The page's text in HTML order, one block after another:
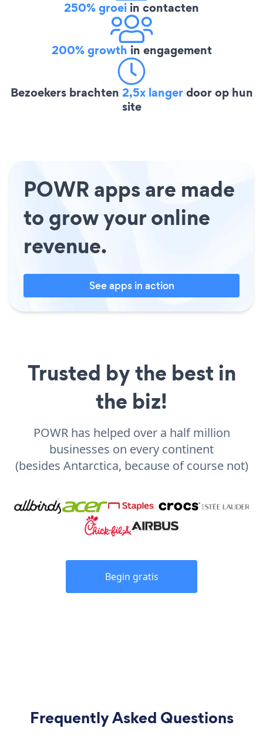
250% groei in contacten
200% growth in engagement
Bezoekers brachten 2,5x langerdoor op hun
site
POWR apps are made
to grow your online
revenue.
See apps in action
Trusted by the best in
the biz!
POWR has helped over a half million
businesses on every continent
(besides Antarctica, because of course not)
Begin gratis
Frequently Asked Questions